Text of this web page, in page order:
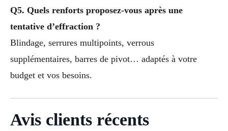
Q5. Quels renforts proposez-vous après une
tentative d’effraction ?
Blindage, serrures multipoints, verrous
supplémentaires, barres de pivot… adaptés à votre
budget et vos besoins.
Avis clients récents